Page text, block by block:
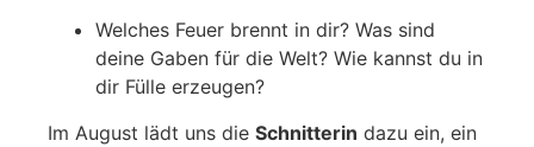
Welches Feuer brennt in dir? Was sind
deine Gaben für die Welt? Wie kannst du in
dir Fülle erzeugen?
Im August lädt uns die Schnitterin dazu ein, ein